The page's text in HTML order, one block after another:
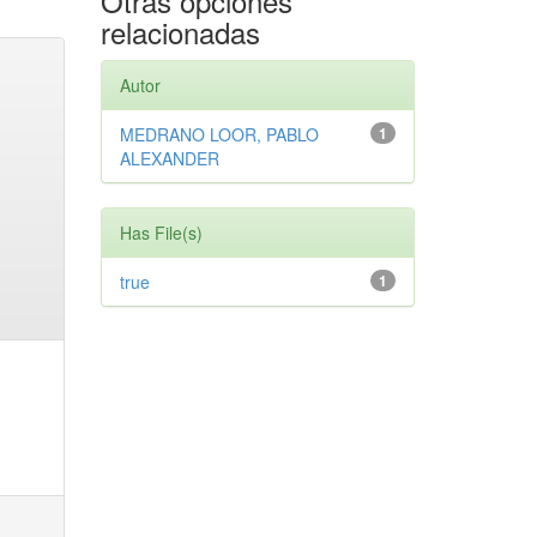
relacionadas
Autor
1
MEDRANO LOOR, PABLO
ALEXANDER
Has File(s)
1
true